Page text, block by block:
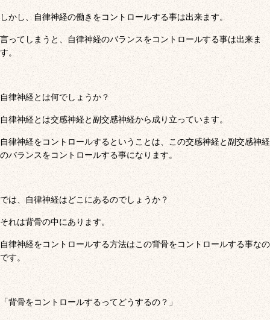
しかし、自律神経の働きをコントロールする事は出来ます。
言ってしまうと、自律神経のバランスをコントロールする事は出来ま
す。
自律神経とは何でしょうか？
自律神経とは交感神経と副交感神経から成り立っています。
自律神経をコントロールするということは、この交感神経と副交感神経
のバランスをコントロールする事になります。
では、自律神経はどこにあるのでしょうか？
それは背骨の中にあります。
自律神経をコントロールする方法はこの背骨をコントロールする事なの
です。
「背骨をコントロールするってどうするの？」